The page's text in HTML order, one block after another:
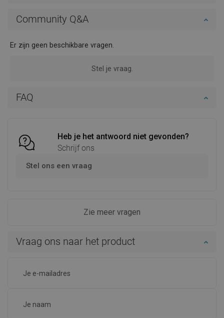
FAQ
Heb je het antwoord niet gevonden?
Schrijf ons
Stel ons een vraag
Zie meer vragen
Community Q&A
Er zijn geen beschikbare vragen.
Stel je vraag.
Vraag ons naar het product